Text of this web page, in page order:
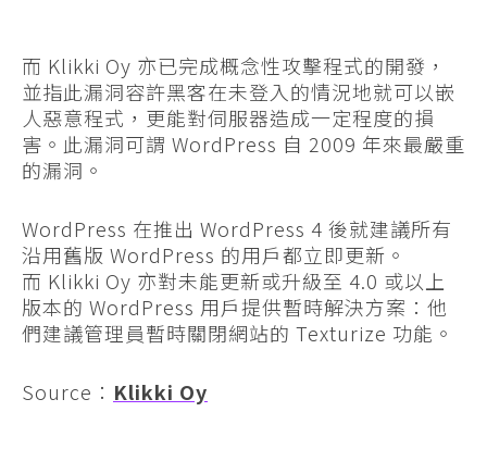
而 Klikki Oy 亦已完成概念性攻擊程式的開發，
並指此漏洞容許黑客在未登入的情況地就可以嵌
人惡意程式，更能對伺服器造成一定程度的損
害。此漏洞可謂 WordPress 自 2009 年來最嚴重
的漏洞。
WordPress 在推出 WordPress 4 後就建議所有
沿用舊版 WordPress 的用戶都立即更新。
而 Klikki Oy 亦對未能更新或升級至 4.0 或以上
版本的 WordPress 用戶提供暫時解決方案：他
們建議管理員暫時關閉網站的 Texturize 功能。
Source： Klikki Oy